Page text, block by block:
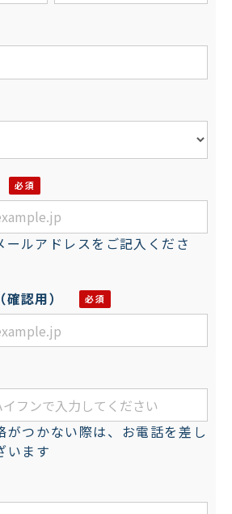
ールアドレスをご記入くださ
認用）
がつかない際は、お電話を差し
います